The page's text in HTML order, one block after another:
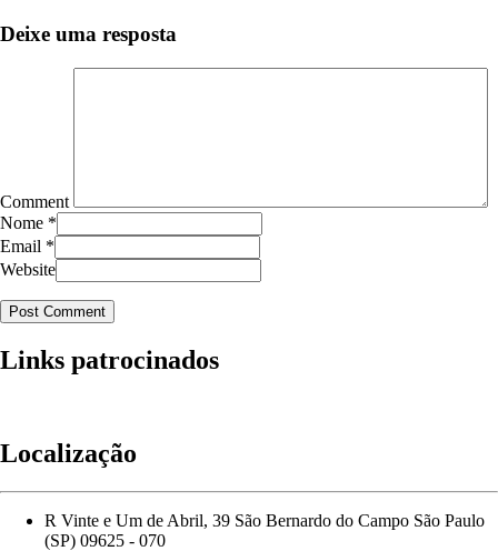
Deixe uma resposta
Comment
Nome *
Email *
Website
Links patrocinados
Localização
R Vinte e Um de Abril, 39 São Bernardo do Campo São Paulo
(SP) 09625 - 070